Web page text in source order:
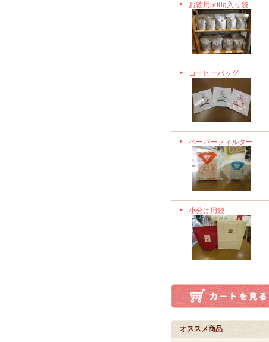
お徳用500g入り袋
コーヒーバッグ
ペーパーフィルター
小分け用袋
オススメ商品